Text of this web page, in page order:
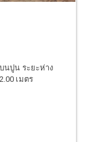
นปูน ระยะห่าง
เมตร